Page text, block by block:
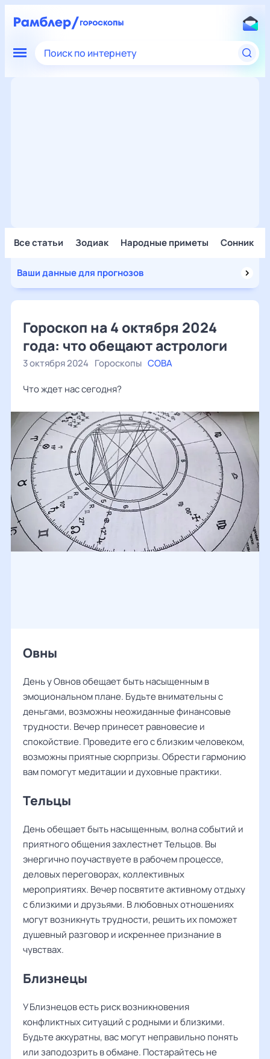
Поиск по интернету
Все статьи Зодиак Народные приметы Сонник
Ваши данные для прогнозов
Гороскоп на 4 октября 2024
года: что обещают астрологи
3 октября 2024 Гороскопы СОВА
Что ждет нас сегодня?
Овны
День у Овнов обещает быть насыщенным в
эмоциональном плане. Будьте внимательны с
деньгами, возможны неожиданные финансовые
трудности. Вечер принесет равновесие и
спокойствие. Проведите его с близким человеком,
возможны приятные сюрпризы. Обрести гармонию
вам помогут медитации и духовные практики.
Тельцы
День обещает быть насыщенным, волна событий и
приятного общения захлестнет Тельцов. Вы
энергично поучаствуете в рабочем процессе,
деловых переговорах, коллективных
мероприятиях. Вечер посвятите активному отдыху
с близкими и друзьями. В любовных отношениях
могут возникнуть трудности, решить их поможет
душевный разговор и искреннее признание в
чувствах.
Близнецы
У Близнецов есть риск возникновения
конфликтных ситуаций с родными и близкими.
Будьте аккуратны, вас могут неправильно понять
или заподозрить в обмане. Постарайтесь не